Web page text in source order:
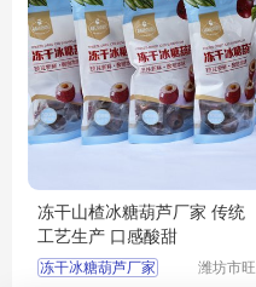
冻干山楂冰糖葫芦厂家 传统
工艺生产 口感酸甜
冻干冰糖葫芦厂家
潍坊市旺